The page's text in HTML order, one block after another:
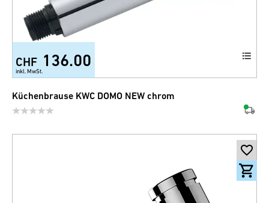
CHF 136.00
inkl. MwSt.
Küchenbrause KWC DOMO NEW chrom